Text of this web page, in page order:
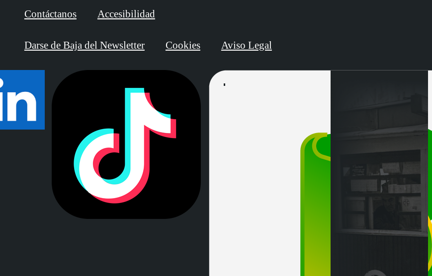
Contáctanos Accesibilidad
Darse de Baja del Newsletter Cookies Aviso Legal